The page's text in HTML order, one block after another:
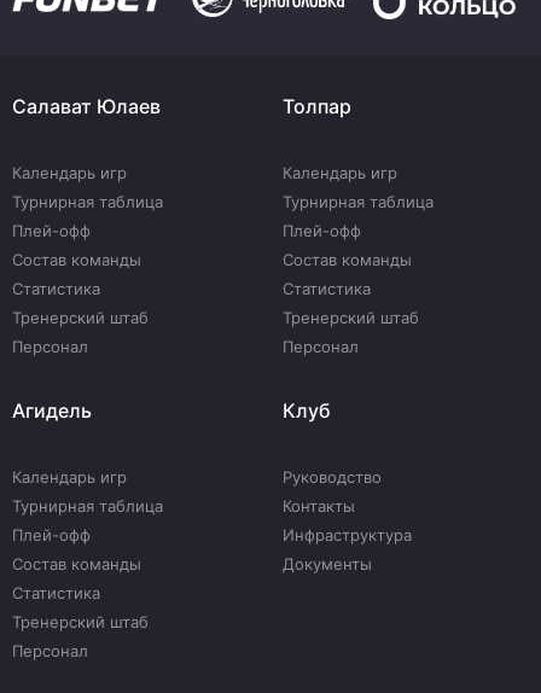
Салават Юлаев
Календарь игр
Турнирная таблица
Плей-офф
Состав команды
Статистика
Тренерский штаб
Персонал
Толпар
Календарь игр
Турнирная таблица
Плей-офф
Состав команды
Статистика
Тренерский штаб
Персонал
Агидель
Календарь игр
Турнирная таблица
Плей-офф
Состав команды
Статистика
Тренерский штаб
Персонал
Клуб
Руководство
Контакты
Инфраструктура
Документы